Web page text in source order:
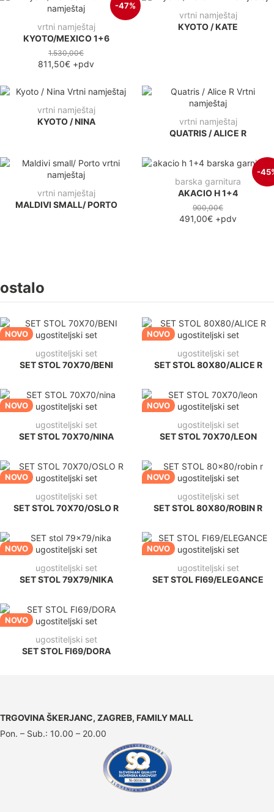
-47%
vrtni namještaj
KYOTO/MEXICO 1+6
1.530,00€
811,50€ +pdv
vrtni namještaj
KYOTO / KATE
vrtni namještaj
KYOTO / NINA
vrtni namještaj
QUATRIS / ALICE R
vrtni namještaj
MALDIVI SMALL/ PORTO
-
barska garnitura
AKACIO H 1+4
900,00€
491,00€ +pdv
ostalo
NOVO
ugostiteljski set
SET STOL 70X70/BENI
NOVO
ugostiteljski set
SET STOL 80X80/ALICE R
NOVO
ugostiteljski set
SET STOL 70X70/NINA
NOVO
ugostiteljski set
SET STOL 70X70/LEON
NOVO
ugostiteljski set
SET STOL 70X70/OSLO R
NOVO
ugostiteljski set
SET STOL 80X80/ROBIN R
NOVO
ugostiteljski set
SET STOL 79X79/NIKA
NOVO
ugostiteljski set
SET STOL FI69/ELEGANCE
NOVO
ugostiteljski set
SET STOL FI69/DORA
TRGOVINA ŠKERJANC, ZAGREB, FAMILY MALL
Pon. – Sub.: 10.00 – 20.00